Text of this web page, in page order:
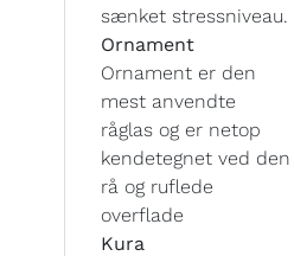
sænket stressniveau.
Ornament
Ornament er den
mest anvendte
råglas og er netop
kendetegnet ved den
rå og ruflede
overflade
Kura